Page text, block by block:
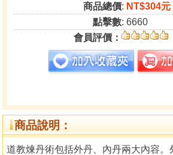
商品總價: NT$304元
點擊數: 6660
會員評價：
商品說明：
道教煉丹術包括外丹、內丹兩大內容。